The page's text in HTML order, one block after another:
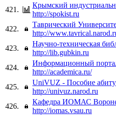
421.
Крымский
http://spokist.ru
422.
Таврический
http://
423.
Научно-техническая
http://lib.gubkin.ru
424.
Информационный
http://academica.ru/
425.
UniVUZ - Пособие
http://univuz.narod.ru
426.
Кафедра ИОМАС
http://iomas.vsau.ru